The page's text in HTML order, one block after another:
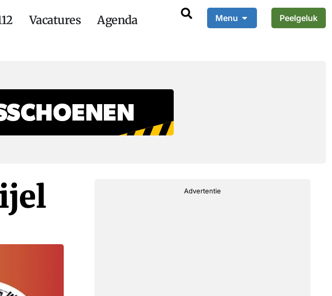
Vacatures Agenda Menu Peelgeluk
Advertentie